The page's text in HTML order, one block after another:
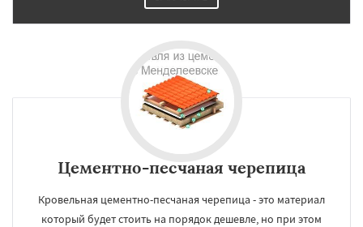
Цементно-песчаная черепица
Кровельная цементно-песчаная черепица - это материал
который будет стоить на порядок дешевле, но при этом